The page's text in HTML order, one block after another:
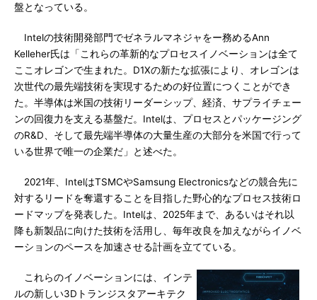
盤となっている。
Intelの技術開発部門でゼネラルマネジャをー務めるAnn
Kelleher氏は「これらの革新的なプロセスイノベーションは全て
ここオレゴンで生まれた。D1Xの新たな拡張により、オレゴンは
次世代の最先端技術を実現するための好位置につくことができ
た。半導体は米国の技術リーダーシップ、経済、サプライチェー
ンの回復力を支える基盤だ。Intelは、プロセスとパッケージング
のR&D、そして最先端半導体の大量生産の大部分を米国で行って
いる世界で唯一の企業だ」と述べた。
2021年、IntelはTSMCやSamsung Electronicsなどの競合先に
対するリードを奪還することを目指した野心的なプロセス技術ロ
ードマップを発表した。Intelは、2025年まで、あるいはそれ以
降も新製品に向けた技術を活用し、毎年改良を加えながらイノベ
ーションのペースを加速させる計画を立てている。
これらのイノベーションには、インテ
ルの新しい3Dトランジスタアーキテク